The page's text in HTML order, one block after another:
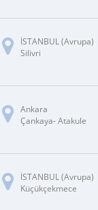
İSTANBUL (Avrupa)
Silivri
Ankara
Çankaya- Atakule
İSTANBUL (Avrupa)
Küçükçekmece